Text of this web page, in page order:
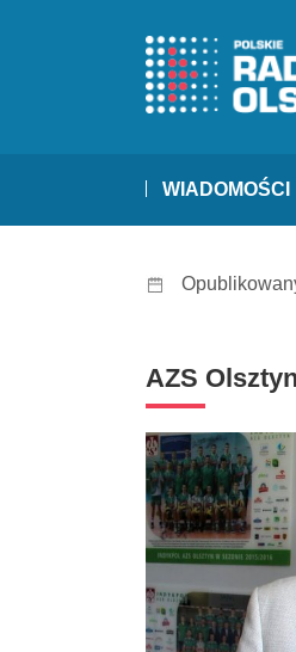
WIADOMOŚCI
AZS